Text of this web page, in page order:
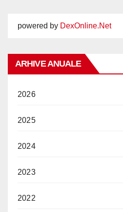
powered by DexOnline.Net
ARHIVE ANUALE
2026
2025
2024
2023
2022